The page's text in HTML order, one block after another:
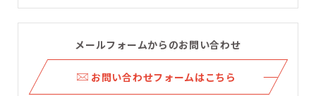
メールフォームからのお問い合わせ
お問い合わせフォームはこちら